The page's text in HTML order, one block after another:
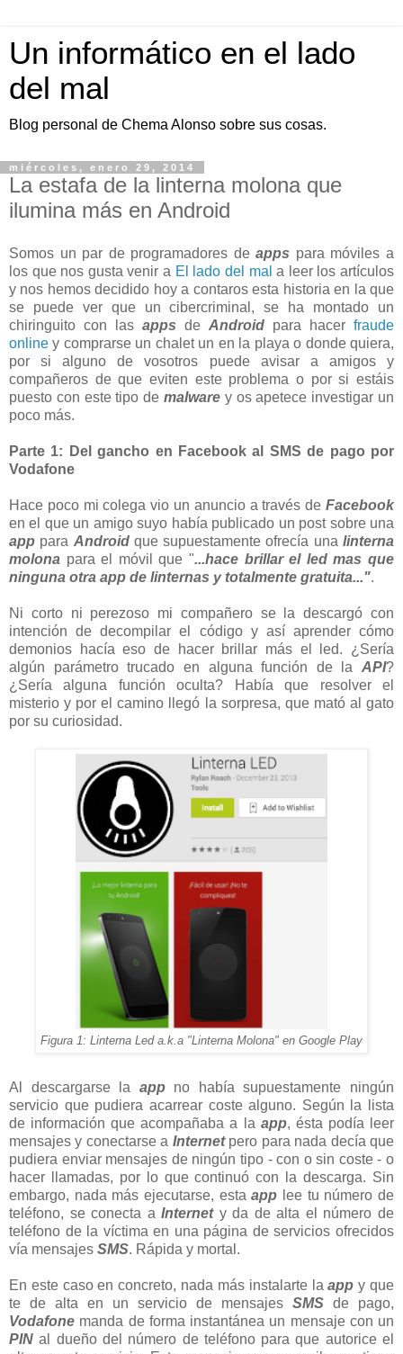
Un informático en el lado
del mal
Blog personal de Chema Alonso sobre sus cosas.
miércoles, enero 29, 2014
La estafa de la linterna molona que
ilumina más en Android
Somos un par de programadores deapps para móviles a
los que nos gusta venir a El lado del mal a leer los artículos
y nos hemos decidido hoy a contaros esta historia en la que
se puede ver que un cibercriminal, se ha montado un
chiringuito con las apps de Android para hacer fraude
online y comprarse un chalet un en la playa o donde quiera,
por si alguno de vosotros puede avisar a amigos y
compañeros de que eviten este problema o por si estáis
puesto con este tipo de malware y os apetece investigar un
poco más.
Parte 1: Del gancho en Facebook al SMS de pago por
Vodafone
Hace poco mi colega vio un anuncio a través de Facebook
en el que un amigo suyo había publicado un post sobre una
app para Androidque supuestamente ofrecía unalinterna
molona para el móvil que "...hace brillar el led mas que
ninguna otra app de linternas y totalmente gratuita...".
Ni corto ni perezoso mi compañero se la descargó con
intención de decompilar el código y así aprender cómo
demonios hacía eso de hacer brillar más el led. ¿Sería
algún parámetro trucado en alguna función de la API?
¿Sería alguna función oculta? Había que resolver el
misterio y por el camino llegó la sorpresa, que mató al gato
por su curiosidad.
Figura 1: Linterna Led a.k.a "Linterna Molona" en Google Play
Al descargarse la appno había supuestamente ningún
servicio que pudiera acarrear coste alguno. Según la lista
de información que acompañaba a la app, ésta podía leer
mensajes y conectarse a Internetpero para nada decía que
pudiera enviar mensajes de ningún tipo - con o sin coste - o
hacer llamadas, por lo que continuó con la descarga. Sin
embargo, nada más ejecutarse, estaapp lee tu número de
teléfono, se conecta aInternety da de alta el número de
teléfono de la víctima en una página de servicios ofrecidos
vía mensajes SMS. Rápida y mortal.
En este caso en concreto, nada más instalarte laapp y que
te de alta en un servicio de mensajes SMS de pago,
Vodafone manda de forma instantánea un mensaje con un
PIN al dueño del número de teléfono para que autorice el